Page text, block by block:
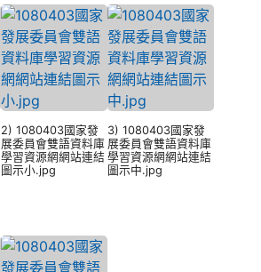
2) 1080403國家發
展委員會雙語資料庫
學習資源網網站連結
圖示小.jpg
3) 1080403國家發
展委員會雙語資料庫
學習資源網網站連結
圖示中.jpg